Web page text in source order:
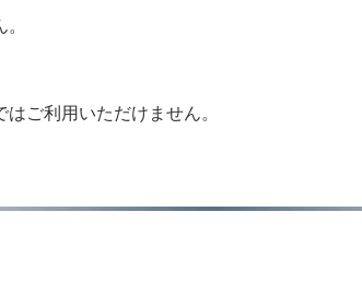
ご利用いただけません。